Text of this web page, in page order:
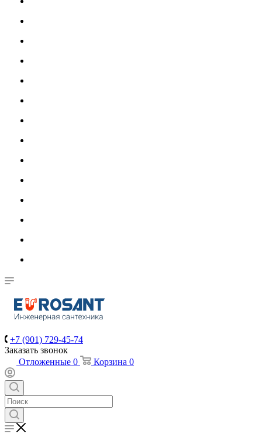
+7 (901) 729-45-74
Заказать звонок
Отложенные 0 Корзина 0